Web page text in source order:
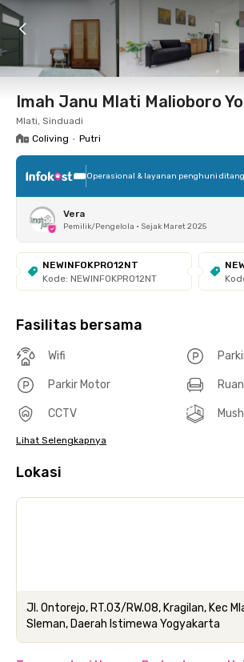
9 Agt 26 - Belum tahu
Foto Fasilitas bersama Lokasi
Imah Janu Mlati Malioboro
Mlati, Sinduadi
Coliving • Putri
Operasional & layanan penghuni
Vera
Pemilik/Pengelola • Sejak Maret 2025
NEWINFOKPRO12NT
Kode: NEWINFOKPRO12NT
Fasilitas bersama
Wifi
Parkir Motor
CCTV
Lihat Selengkapnya
Lokasi
Jl. Ontorejo, RT.03/RW.08, Kragilan, Kec
Sleman, Daerah Istimewa Yogyakarta